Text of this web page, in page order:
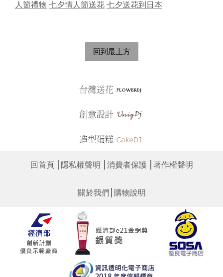
人節禮物 七夕情人節送花 七夕送花到日本
回到最上方
回首頁│ 隱私權聲明 消費者保護│ 著作權聲明
關於我們 購物說明